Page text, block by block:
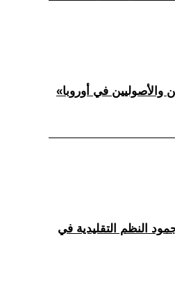
النظم التقليدية في